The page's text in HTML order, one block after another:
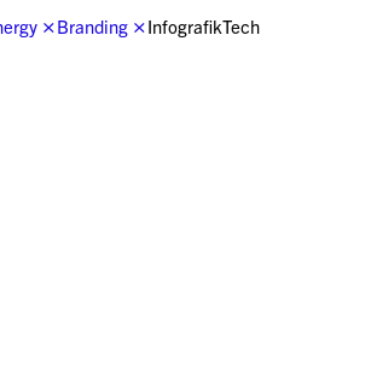
⨯Branding ⨯InfografikTech